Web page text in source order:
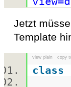
Jetzt
Template
view plain copy
class